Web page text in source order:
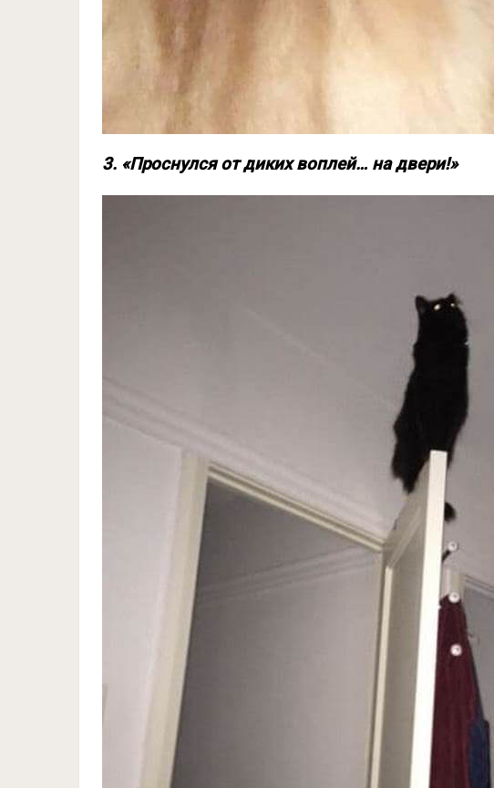
3. «Проснулся от диких воплей… на двери!»